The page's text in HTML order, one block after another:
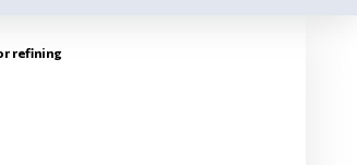
refining